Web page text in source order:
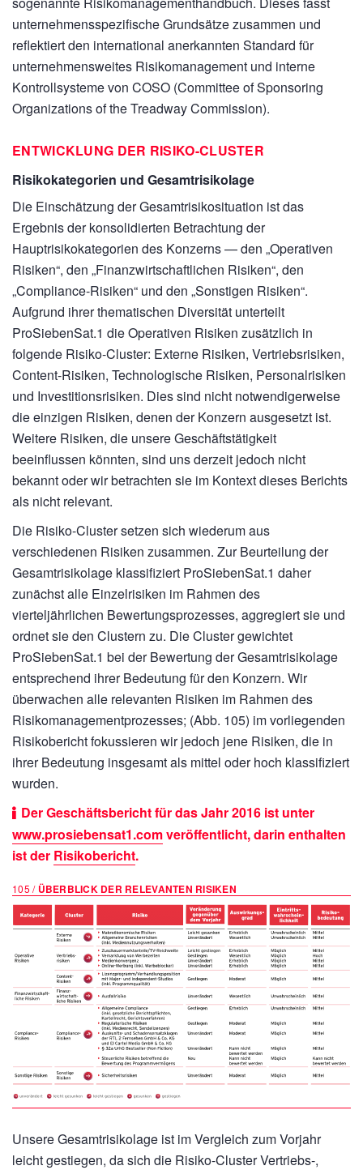
unternehmensspezifische Grundsätze zusammen und
reflektiert den international anerkannten Standard für
unternehmensweites Risikomanagement und interne
Kontrollsysteme von COSO (Committee of Sponsoring
Organizations of the Treadway Commission).
ENTWICKLUNG DER RISIKO-CLUSTER
Risikokategorien und Gesamtrisikolage
Die Einschätzung der Gesamtrisikosituation ist das
Ergebnis der konsolidierten Betrachtung der
Hauptrisikokategorien des Konzerns — den „Operativen
Risiken“, den „Finanzwirtschaftlichen Risiken“, den
„Compliance-Risiken“ und den „Sonstigen Risiken“.
Aufgrund ihrer thematischen Diversität unterteilt
ProSiebenSat.1 die Operativen Risiken zusätzlich in
folgende Risiko-Cluster: Externe Risiken, Vertriebsrisiken,
Content-Risiken, Technologische Risiken, Personalrisiken
und Investitionsrisiken. Dies sind nicht notwendigerweise
die einzigen Risiken, denen der Konzern ausgesetzt ist.
Weitere Risiken, die unsere Geschäftstätigkeit
beeinflussen könnten, sind uns derzeit jedoch nicht
bekannt oder wir betrachten sie im Kontext dieses Berichts
als nicht relevant.
Die Risiko-Cluster setzen sich wiederum aus
verschiedenen Risiken zusammen. Zur Beurteilung der
Gesamtrisikolage klassifiziert ProSiebenSat.1 daher
zunächst alle Einzelrisiken im Rahmen des
vierteljährlichen Bewertungsprozesses, aggregiert sie und
ordnet sie den Clustern zu. Die Cluster gewichtet
ProSiebenSat.1 bei der Bewertung der Gesamtrisikolage
entsprechend ihrer Bedeutung für den Konzern. Wir
überwachen alle relevanten Risiken im Rahmen des
Risikomanagementprozesses; (Abb. 105) im vorliegenden
Risikobericht fokussieren wir jedoch jene Risiken, die in
ihrer Bedeutung insgesamt als mittel oder hoch klassifiziert
wurden.
Der Geschäftsbericht für das Jahr 2016 ist unter
www.prosiebensat1.comveröffentlicht, darin enthalten
ist der Risikobericht.
105 / ÜBERBLICK DER RELEVANTEN RISIKEN
Unsere Gesamtrisikolage ist im Vergleich zum Vorjahr
leicht gestiegen, da sich die Risiko-Cluster Vertriebs-,